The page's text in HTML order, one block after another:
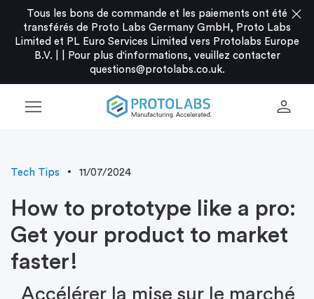
Tous les bons de commande et les paiements ont été
transférés de Proto Labs Germany GmbH, Proto Labs
Limited et PL Euro Services Limited vers Protolabs Europe
B.V. |
Pour plus d'informations, veuillez contacter
questions@protolabs.co.uk.
close
menu person
Tech Tips 11/07/2024
How to prototype like a pro:
Get your product to market
faster!
Accélérer la mise sur le marché